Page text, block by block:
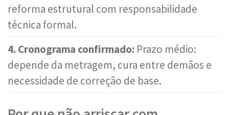
reforma estrutural com responsabilidade
técnica formal.
4. Cronograma confirmado: Prazo médio:
depende da metragem, cura entre demãos e
necessidade de correção de base.